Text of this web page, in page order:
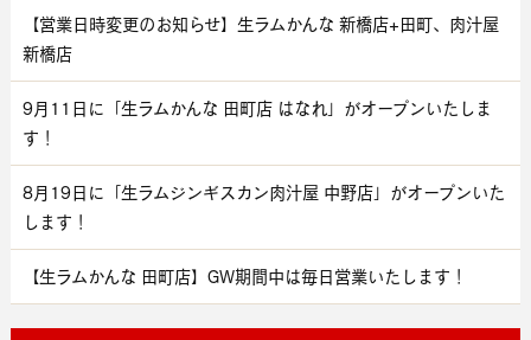
【営業日時変更のお知らせ】生ラムかんな 新橋店+田町、肉汁屋
新橋店
9月11日に「生ラムかんな 田町店 はなれ」がオープンいたしま
す！
8月19日に「生ラムジンギスカン肉汁屋 中野店」がオープンいた
します！
【生ラムかんな 田町店】GW期間中は毎日営業いたします！